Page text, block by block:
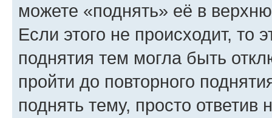
можете «поднять» её в
Если этого не происходит, то
поднятия тем могла быть
пройти до повторного
поднять тему, просто ответив